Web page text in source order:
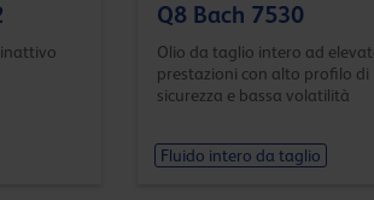
inattivo
Q8 Bach 7530
Olio da taglio intero ad
prestazioni con alto profilo di
sicurezza e bassa volatilità
Fluido intero da taglio